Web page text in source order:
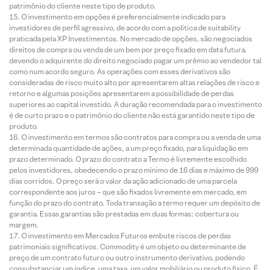
patrimônio do cliente neste tipo de produto.
O investimento em opções é preferencialmente indicado para
investidores de perfil agressivo, de acordo com a política de suitability
praticada pela XP Investimentos. No mercado de opções, são negociados
direitos de compra ou venda de um bem por preço fixado em data futura,
devendo o adquirente do direito negociado pagar um prêmio ao vendedor tal
como num acordo seguro. As operações com esses derivativos são
consideradas de risco muito alto por apresentarem altas relações de risco e
retorno e algumas posições apresentarem a possibilidade de perdas
superiores ao capital investido. A duração recomendada para o investimento
é de curto prazo e o patrimônio do cliente não está garantido neste tipo de
produto.
O investimento em termos são contratos para compra ou a venda de uma
determinada quantidade de ações, a um preço fixado, para liquidação em
prazo determinado. O prazo do contrato a Termo é livremente escolhido
pelos investidores, obedecendo o prazo mínimo de 16 dias e máximo de 999
dias corridos. O preço será o valor da ação adicionado de uma parcela
correspondente aos juros – que são fixados livremente em mercado, em
função do prazo do contrato. Toda transação a termo requer um depósito de
garantia. Essas garantias são prestadas em duas formas: cobertura ou
margem.
O investimento em Mercados Futuros embute riscos de perdas
patrimoniais significativos. Commodity é um objeto ou determinante de
preço de um contrato futuro ou outro instrumento derivativo, podendo